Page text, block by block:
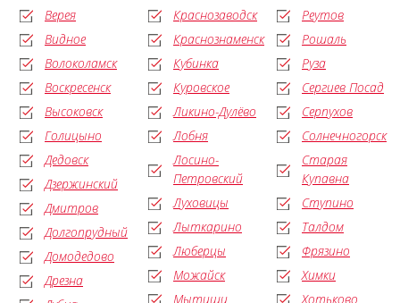
Верея
Видное
Волоколамск
Воскресенск
Высоковск
Голицыно
Дедовск
Дзержинский
Дмитров
Долгопрудный
Домодедово
Дрезна
Краснозаводск
Краснознаменск
Кубинка
Куровское
Ликино-Дулёво
Лобня
Лосино-
Петровский
Луховицы
Лыткарино
Люберцы
Можайск
Мытищи
Реутов
Рошаль
Руза
Сергиев Посад
Серпухов
Солнечногорск
Старая
Купавна
Ступино
Талдом
Фрязино
Химки
Хотьково